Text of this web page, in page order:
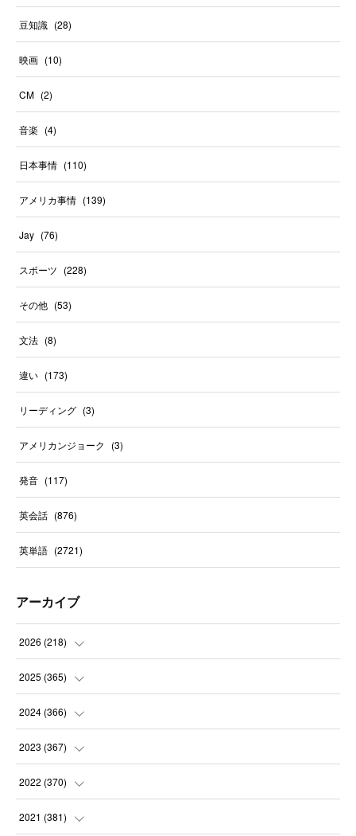
豆知識 (28)
映画 (10)
CM (2)
音楽 (4)
日本事情 (110)
アメリカ事情 (139)
Jay (76)
スポーツ (228)
その他 (53)
文法 (8)
違い (173)
リーディング (3)
アメリカンジョーク (3)
発音 (117)
英会話 (876)
英単語 (2721)
アーカイブ
2026 (218)
(7)
(31
(30
(31
2025 (365)
(31
(30
(31
(30
2024 (366)
(32
(30
(31
2023 (367)
(31
(31
2022 (370)
(31
2021 (381)